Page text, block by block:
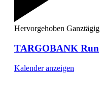
Hervorgehoben Ganztägig
TARGOBANK Run
Kalender anzeigen